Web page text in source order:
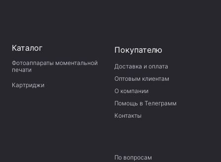
Каталог
Фотоаппараты моментальной
печати
Картриджи
Покупателю
Доставка и оплата
Оптовым клиентам
О компании
Помощь в Телеграмм
Контакты
По вопросам